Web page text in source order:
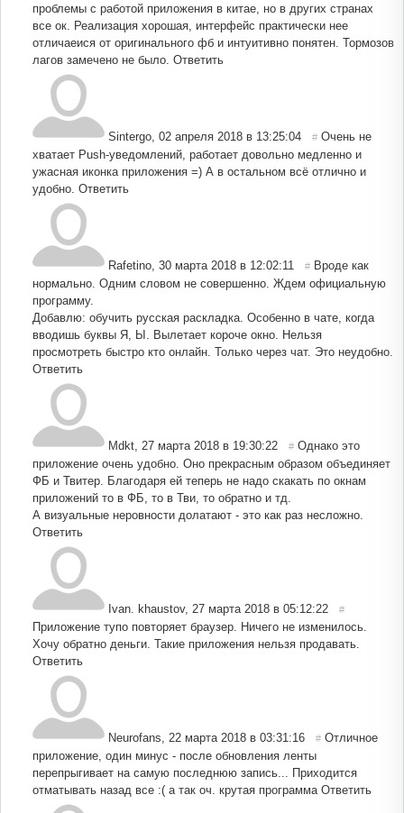
проблемы с работой приложения в китае, но в других странах
все ок. Реализация хорошая, интерфейс практически нее
отличаеися от оригинального фб и интуитивно понятен. Тормозов
лагов замечено не было. Ответить
Sintergo 02 апреля 2018 в 13:25:04 # Очень не
хватает Push-уведомлений, работает довольно медленно и
ужасная иконка приложения =) А в остальном всё отлично и
удобно. Ответить
Rafetino 30 марта 2018 в 12:02:11 # Вроде как
нормально. Одним словом не совершенно. Ждем официальную
программу.
Добавлю: обучить русская раскладка. Особенно в чате, когда
вводишь буквы Я, Ы. Вылетает короче окно. Нельзя
просмотреть быстро кто онлайн. Только через чат. Это неудобно.
Ответить
Mdkt 27 марта 2018 в 19:30:22 # Однако это
приложение очень удобно. Оно прекрасным образом объединяет
ФБ и Твитер. Благодаря ей теперь не надо скакать по окнам
приложений то в ФБ, то в Тви, то обратно и тд.
А визуальные неровности долатают - это как раз несложно.
Ответить
Ivan. khaustov, 27 марта 2018 в 05:12:22 #
Приложение тупо повторяет браузер. Ничего не изменилось.
Хочу обратно деньги. Такие приложения нельзя продавать.
Ответить
Neurofans 22 марта 2018 в 03:31:16 # Отличное
приложение, один минус - после обновления ленты
перепрыгивает на самую последнюю запись... Приходится
отматывать назад все :( а так оч. крутая программа Ответить